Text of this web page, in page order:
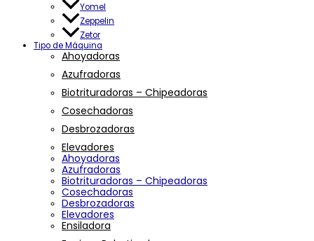
Yomel
Zeppelin
Zetor
Tipo de Máquina
Ahoyadoras
Azufradoras
Biotrituradoras – Chipeadoras
Cosechadoras
Desbrozadoras
Elevadores
Ahoyadoras
Azufradoras
Biotrituradoras – Chipeadoras
Cosechadoras
Desbrozadoras
Elevadores
Ensiladora